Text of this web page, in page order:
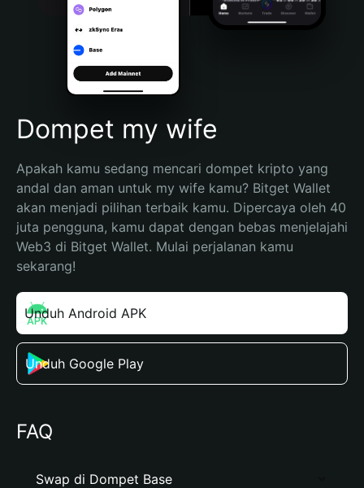
Português (Brasil)
Español (Argentina)
Dompet my wife
Apakah kamu sedang mencari dompet kripto yang
andal dan aman untuk my wife kamu? Bitget Wallet
akan menjadi pilihan terbaik kamu. Dipercaya oleh 40
juta pengguna, kamu dapat dengan bebas menjelajahi
Web3 di Bitget Wallet. Mulai perjalanan kamu
sekarang!
Unduh Android APK
Unduh Google Play
FAQ
Swap di Dompet Base